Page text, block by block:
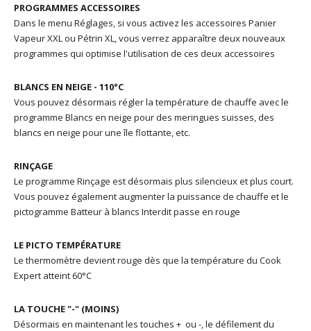
PROGRAMMES ACCESSOIRES
Dans le menu Réglages, si vous activez les accessoires Panier
Vapeur XXL ou Pétrin XL, vous verrez apparaître deux nouveaux
programmes qui optimise l'utilisation de ces deux accessoires
BLANCS EN NEIGE - 110°C
Vous pouvez désormais régler la température de chauffe avec le
programme Blancs en neige pour des meringues suisses, des
blancs en neige pour une île flottante, etc.
RINÇAGE
Le programme Rinçage est désormais plus silencieux et plus court.
Vous pouvez également augmenter la puissance de chauffe et le
pictogramme Batteur à blancs Interdit passe en rouge
LE PICTO TEMPÉRATURE
Le thermomètre devient rouge dès que la température du Cook
Expert atteint 60°C
LA TOUCHE "-" (MOINS)
Désormais en maintenant les touches + ou -, le défilement du